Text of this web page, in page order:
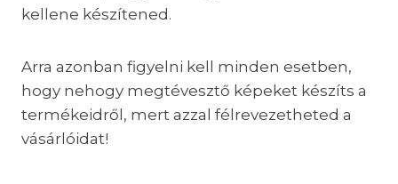
kellene készítened.
Arra azonban figyelni kell minden esetben,
hogy nehogy megtévesztő képeket készíts a
termékeidről, mert azzal félrevezetheted a
vásárlóidat!